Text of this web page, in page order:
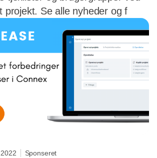
projekt. Se alle nyheder og f
Sponseret